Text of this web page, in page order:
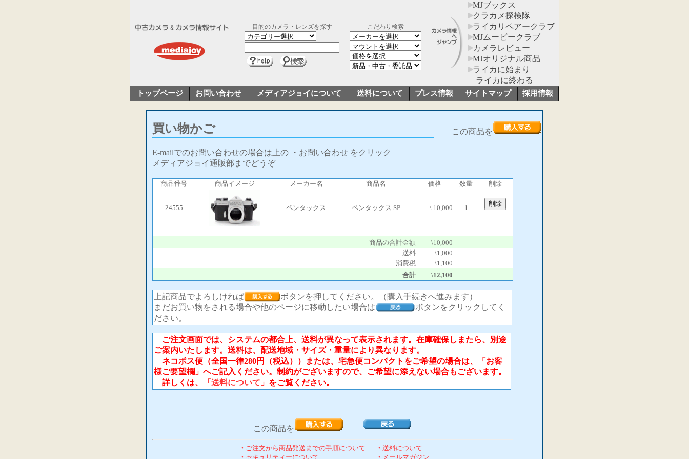
目的のカメラ・レンズを探す こだわり検索
MJブックス
クラカメ探検隊
ライカリペアークラブ
MJムービークラブ
カメラレビュー
MJオリジナル商品
ライカに始まり
ライカに終わる
トップページ お問い合わせ メディアジョイについて 送料について プレス情報 サイトマップ 採用情報
買い物かご この商品を
E-mailでのお問い合わせの場合は上の ・お問い合わせ をクリック
メディアジョイ通販部までどうぞ
商品番号 商品イメージ メーカー名 商品名 価格 数量 削除
24555 ペンタックス ペンタックス SP \ 10,000 1
商品の合計金額
\10,000
送料
\1,000
消費税
\1,100
合計
\12,100
上記商品でよろしければ
ボタンを押してください。（購入手続きへ進みます）
まだお買い物をされる場合や他のページに移動したい場合は
ボタンをクリックしてく
ださい。
ご注文画面では、システムの都合上、送料が異なって表示されます。在庫確保しまたら、別途
ご案内いたします。送料は、配送地域・サイズ・重量により異なります。
ネコポス便（全国一律280円（税込））または、宅急便コンパクトをご希望の場合は、「お客
様ご要望欄」へご記入ください。制約がございますので、ご希望に添えない場合もございます。
詳しくは、「 送料について 」をご覧ください。
この商品を
・ ご注文から商品発送までの手順について ・ 送料について
・ セキュリティーについて ・ メールマガジン